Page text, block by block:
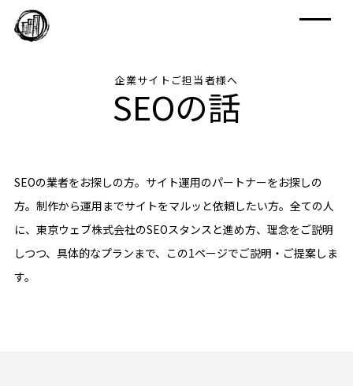
企業サイトご担当者様へ
SEOの話
SEOの業者をお探しの方。サイト運用のパートナーをお探しの
方。制作から運用までサイトをマルッと依頼したい方。全ての人
に、東京ウェブ株式会社のSEOスタンスと進め方、理念をご説明
しつつ、具体的なプランまで、この1ページでご説明・ご提案しま
す。